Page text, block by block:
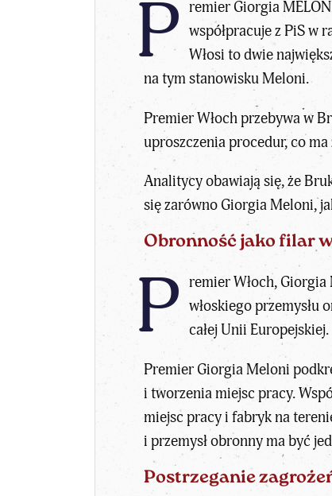
P remier Giorgia
współpracuje z PiS w
Włosi to dwie
na tym stanowisku Meloni.
Premier Włoch przebywa w
uproszczenia procedur, co
Analitycy obawiają się, że
się zarówno Giorgia Meloni,
Obronność jako filar
P remier Włoch,
włoskiego przemysłu
całej Unii Europejskiej.
Premier Giorgia Meloni
i tworzenia miejsc pracy.
miejsc pracy i fabryk na
i przemysł obronny ma być
Postrzeganie